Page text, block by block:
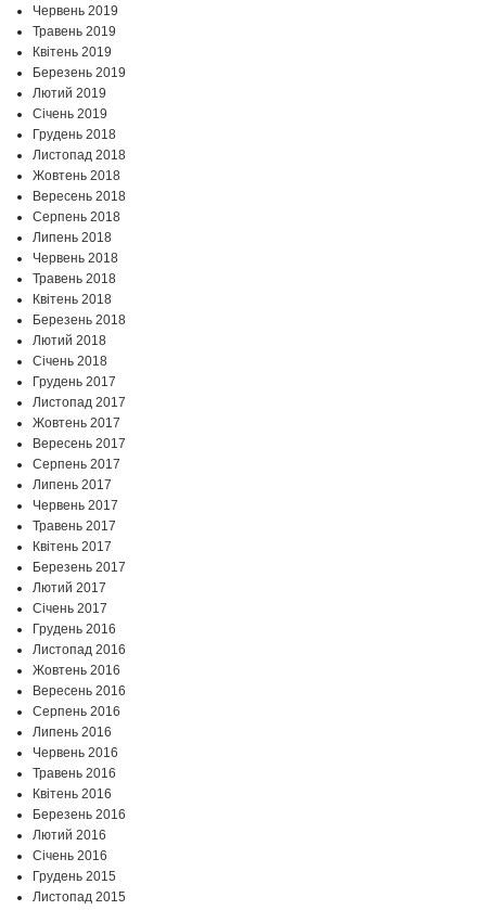
Червень 2019
Травень 2019
Квітень 2019
Березень 2019
Лютий 2019
Січень 2019
Грудень 2018
Листопад 2018
Жовтень 2018
Вересень 2018
Серпень 2018
Липень 2018
Червень 2018
Травень 2018
Квітень 2018
Березень 2018
Лютий 2018
Січень 2018
Грудень 2017
Листопад 2017
Жовтень 2017
Вересень 2017
Серпень 2017
Липень 2017
Червень 2017
Травень 2017
Квітень 2017
Березень 2017
Лютий 2017
Січень 2017
Грудень 2016
Листопад 2016
Жовтень 2016
Вересень 2016
Серпень 2016
Липень 2016
Червень 2016
Травень 2016
Квітень 2016
Березень 2016
Лютий 2016
Січень 2016
Грудень 2015
Листопад 2015